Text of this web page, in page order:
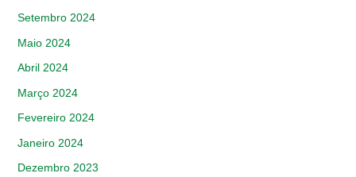
Setembro 2024
Maio 2024
Abril 2024
Março 2024
Fevereiro 2024
Janeiro 2024
Dezembro 2023